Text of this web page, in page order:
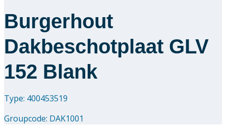
Burgerhout
Dakbeschotplaat GLV
152 Blank
Type: 400453519
Groupcode: DAK1001